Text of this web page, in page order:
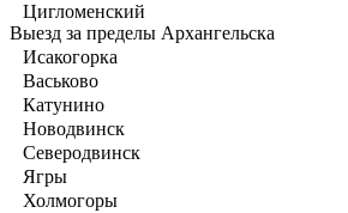
Цигломенский
Выезд за пределы Архангельска
Исакогорка
Васьково
Катунино
Новодвинск
Северодвинск
Ягры
Холмогоры